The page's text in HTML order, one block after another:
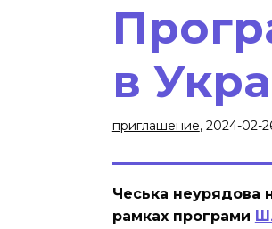
в
приглашение, 2024-02-
Чеська неурядова
рамках програми